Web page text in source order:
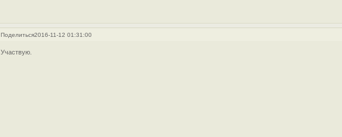
Поделиться2016-11-12 01:31:00
Участвую.